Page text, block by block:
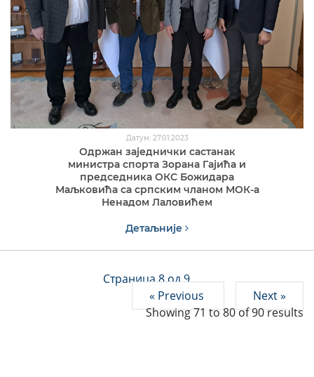
Датум: 27.01.2023
Одржан заједнички састанак
министра спорта Зорана Гајића и
председника ОКС Божидара
Маљковића са српским чланом МОК-а
Ненадом Лаловићем
Детаљније
Страница 8 од 9
« Previous
Next »
Showing71to80of90results